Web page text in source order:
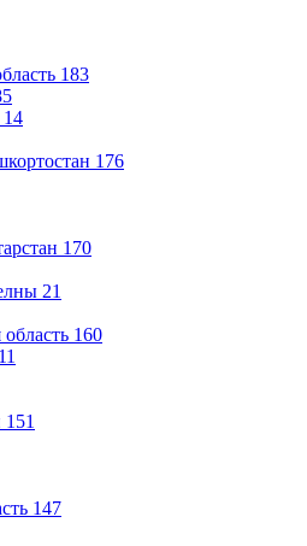
183
14
176
170
21
160
151
147